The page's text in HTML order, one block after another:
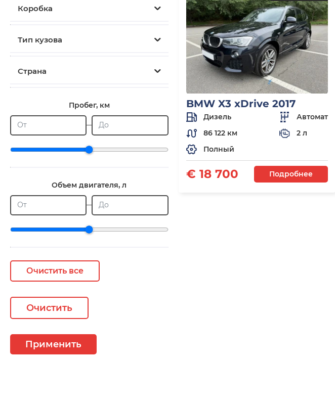
Коробка
Тип кузова
Страна
Пробег, км
От До
Объем двигателя, л
От До
Очистить все
Очистить
Применить
BMW X3 xDrive 2017
Дизель
Автомат
86 122 км
2 л
Полный
€ 18 700 Подробнее